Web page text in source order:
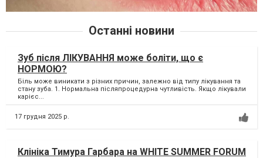
Останні новини
Зуб після ЛІКУВАННЯ може боліти, що є
НОРМОЮ?
Біль може виникати з різних причин, залежно від типу лікування та
стану зуба. 1. Нормальна післяпроцедурна чутливість. Якщо лікували
карієс...
17 грудня 2025 р.
Клініка Тимура Гарбара на WHITE SUMMER FORUM